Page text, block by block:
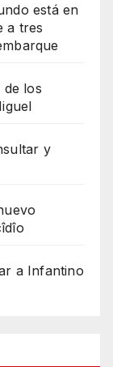
está en
a tres
de los
y
a Infantino